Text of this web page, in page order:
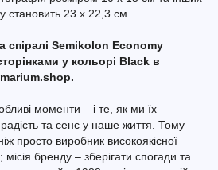
становить 23 x 22,3 см.
Semikolon Economy
у кольорі Black в
моменти – і те, як ми їх
та сенс у наше життя. Тому
просто виробник високоякісної
місія бренду – зберігати спогади та